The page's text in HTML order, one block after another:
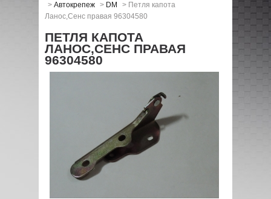
> Автокрепеж > DM > Петля капота
Ланос,Сенс правая 96304580
ПЕТЛЯ КАПОТА
ЛАНОС,СЕНС ПРАВАЯ
96304580